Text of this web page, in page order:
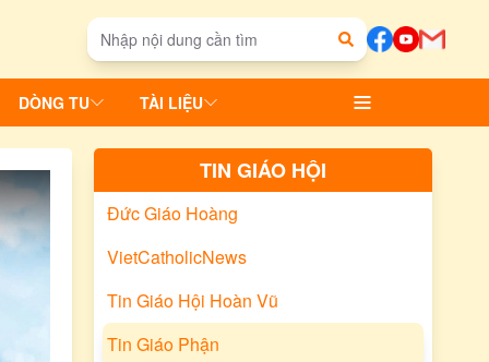
DÒNG TU TÀI LIỆU
TIN GIÁO HỘI
Đức Giáo Hoàng
VietCatholicNews
Tin Giáo Hội Hoàn Vũ
Tin Giáo Phận